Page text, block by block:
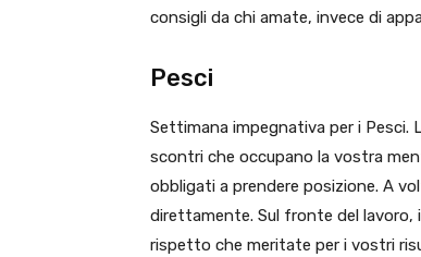
consigli da chi amate, invece di
Pesci
Settimana impegnativa per i Pesci.
scontri che occupano la vostra
obbligati a prendere posizione. A
direttamente. Sul fronte del lavoro,
rispetto che meritate per i vostri